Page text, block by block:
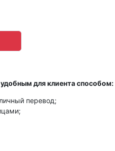
для клиента способом:
перевод;